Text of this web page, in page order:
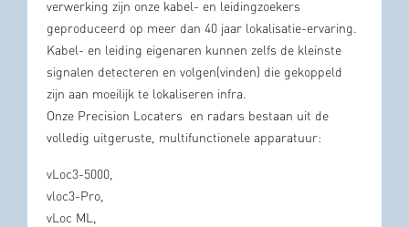
verwerking zijn onze kabel- en leidingzoekers
geproduceerd op meer dan 40 jaar lokalisatie-ervaring.
Kabel- en leiding eigenaren kunnen zelfs de kleinste
signalen detecteren en volgen(vinden) die gekoppeld
zijn aan moeilijk te lokaliseren infra.
Onze Precision Locaters en radars bestaan uit de
volledig uitgeruste, multifunctionele apparatuur:
vLoc3-5000,
vloc3-Pro,
vLoc ML,